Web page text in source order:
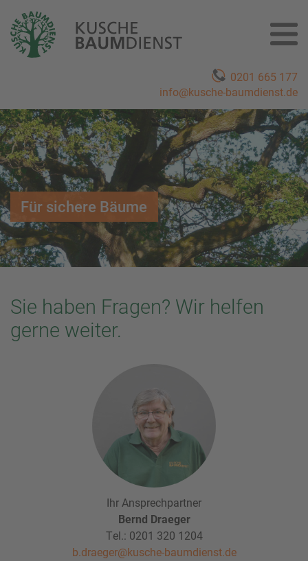
0201 665 177
info@kusche-baumdienst.de
Für sichere Bäume
Sie haben Fragen? Wir helfen
gerne weiter.
Ihr Ansprechpartner
Bernd Draeger
Tel.: 0201 320 1204
b.draeger@kusche-baumdienst.de